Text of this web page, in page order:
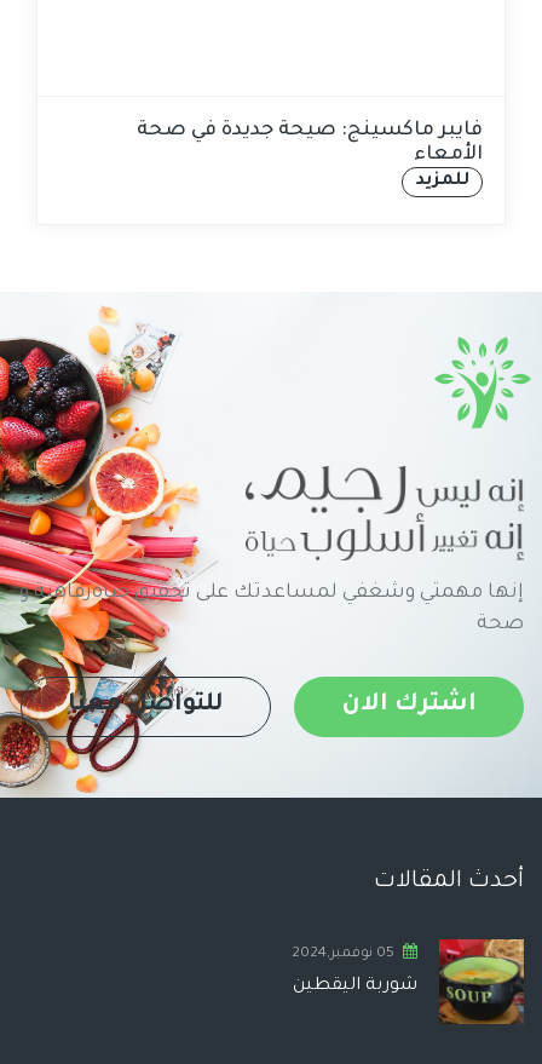
فايبر ماكسينج: صيحة جديدة في صحة
الأمعاء
للمزيد
إنها مهمتي وشغفي لمساعدتك على تحقيق حياةرفاهية و
صحة
اشترك الان للتواصل معنا
أحدث المقالات
05 نوفمبر,2024
شوربة اليقطين